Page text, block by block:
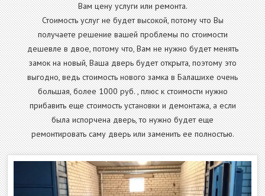
Вам цену услуги или ремонта.
Стоимость услуг не будет высокой, потому что Вы
получаете решение вашей проблемы по стоимости
дешевле в двое, потому что, Вам не нужно будет менять
замок на новый, Ваша дверь будет открыта, поэтому это
выгодно, ведь стоимость нового замка в Балашихе очень
большая, более 1000 руб. , плюс к стоимости нужно
прибавить еще стоимость установки и демонтажа, а если
была испорчена дверь, то нужно будет еще
ремонтировать саму дверь или заменить ее полностью.